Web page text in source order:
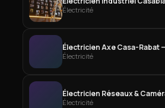
Électricité
Électricien Axe Casa-Rabat
Électricité
Électricien Réseaux &
Électricité